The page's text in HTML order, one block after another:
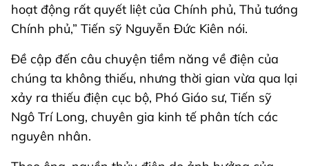
hoạt động rất quyết liệt của Chính phủ, Thủ tướng
Chính phủ,” Tiến sỹ Nguyễn Đức Kiên nói.
Đề cập đến câu chuyện tiềm năng về điện của
chúng ta không thiếu, nhưng thời gian vừa qua lại
xảy ra thiếu điện cục bộ, Phó Giáo sư, Tiến sỹ
Ngô Trí Long, chuyên gia kinh tế phân tích các
nguyên nhân.